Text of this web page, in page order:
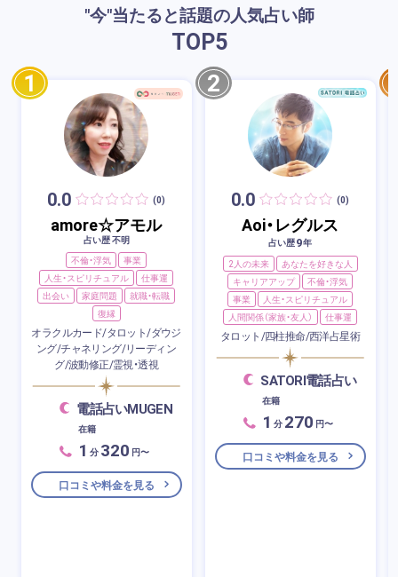
"今"当たると話題の人気占い師
TOP5
1
0.0 (0)
amore☆アモル
占い歴 不明
不倫・浮気
事業
人生・スピリチュアル
仕事運
出会い
家庭問題
就職・転職
復縁
オラクルカード/タロット/ダウジ
ング/チャネリング/リーディン
グ/波動修正/霊視・透視
電話占いMUGEN
在籍
1 分 320 円〜
口コミや料金を見る
2
0.0 (0)
Aoi・レグルス
占い歴9年
2人の未来
あなたを好きな人
キャリアアップ
不倫・浮気
事業
人生・スピリチュアル
人間関係（家族・友人）
仕事運
タロット/四柱推命/西洋占星術
SATORI電話占い
在籍
1 分 270 円〜
口コミや料金を見る